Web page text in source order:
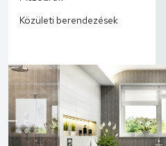
Közületi berendezések